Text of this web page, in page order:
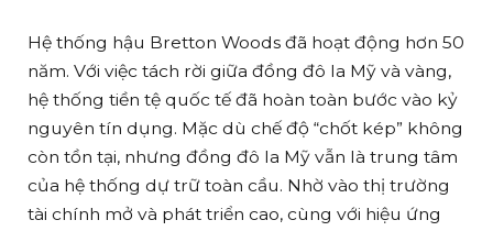
Hệ thống hậu Bretton Woods đã hoạt động hơn 50
năm. Với việc tách rời giữa đồng đô la Mỹ và vàng,
hệ thống tiền tệ quốc tế đã hoàn toàn bước vào kỷ
nguyên tín dụng. Mặc dù chế độ “chốt kép” không
còn tồn tại, nhưng đồng đô la Mỹ vẫn là trung tâm
của hệ thống dự trữ toàn cầu. Nhờ vào thị trường
tài chính mở và phát triển cao, cùng với hiệu ứng